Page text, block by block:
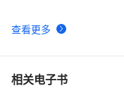
查看更多
相关电子书